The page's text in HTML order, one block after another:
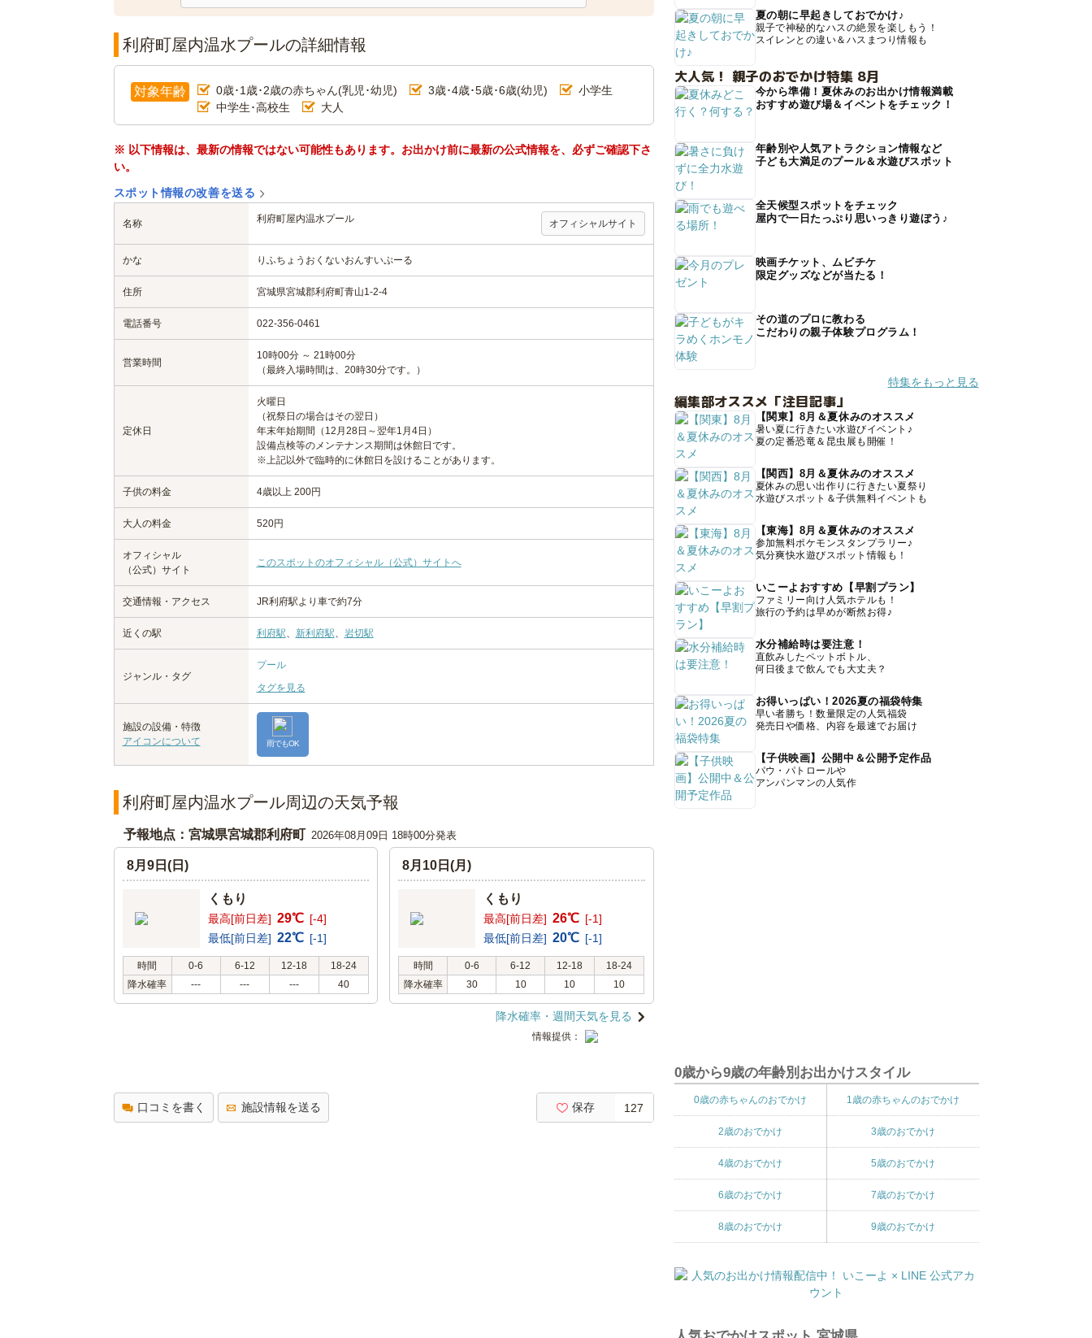
利府町屋内温水プールの詳細情報
対象年齢 0歳･1歳･2歳の赤ちゃん(乳児･幼児) 3歳･4歳･5歳･6歳(幼児)
小学生
中学生･高校生
大人
※ 以下情報は、最新の情報ではない可能性もあります。お出かけ前に最新の公式情報を、必ずご確認下さ
い。
スポット情報の改善を送る
名称 利府町屋内温水プール オフィシャルサイト
かな りふちょうおくないおんすいぷーる
住所 宮城県宮城郡利府町青山1-2-4
電話番号 022-356-0461
営業時間
10時00分 ～ 21時00分
（最終入場時間は、20時30分です。）
定休日
火曜日
（祝祭日の場合はその翌日）
年末年始期間（12月28日～翌年1月4日）
設備点検等のメンテナンス期間は休館日です。
※上記以外で臨時的に休館日を設けることがあります。
子供の料金 4歳以上 200円
大人の料金 520円
オフィシャル
（公式）サイト
このスポットのオフィシャル（公式）サイトへ
交通情報・アクセス JR利府駅より車で約7分
近くの駅 利府駅、 新利府駅、 岩切駅
ジャンル・タグ
プール
タグを見る
施設の設備・特徴
アイコンについて
雨でもOK
利府町屋内温水プール周辺の天気予報
予報地点：宮城県宮城郡利府町 2026年08月09日 18時00分発表
8月9日(日)
くもり
最高[前日差] 29℃ [-4]
最低[前日差] 22℃ [-1]
時間 0-6 6-12 12-18
18-24
降水確率
--- --- --- 40
8月10日(月)
くもり
最高[前日差] 26℃ [-1]
最低[前日差] 20℃ [-1]
時間 0-6 6-12 12-18
18-24
降水確率
30 10 10 10
降水確率・週間天気を見る
情報提供：
口コミを書く 施設情報を送る 保存 127
夏の朝に早起きしておでかけ♪
親子で神秘的なハスの絶景を楽しもう！
スイレンとの違い＆ハスまつり情報も
大人気！ 親子のおでかけ特集 8月
今から準備！夏休みのお出かけ情報満載
おすすめ遊び場＆イベントをチェック！
年齢別や人気アトラクション情報など
子ども大満足のプール＆水遊びスポット
全天候型スポットをチェック
屋内で一日たっぷり思いっきり遊ぼう♪
映画チケット、ムビチケ
限定グッズなどが当たる！
その道のプロに教わる
こだわりの親子体験プログラム！
特集をもっと見る
編集部オススメ「注目記事」
【関東】8月＆夏休みのオススメ
暑い夏に行きたい水遊びイベント♪
夏の定番恐竜＆昆虫展も開催！
【関西】8月＆夏休みのオススメ
夏休みの思い出作りに行きたい夏祭り
水遊びスポット＆子供無料イベントも
【東海】8月＆夏休みのオススメ
参加無料ポケモンスタンプラリー♪
気分爽快水遊びスポット情報も！
いこーよおすすめ【早割プラン】
ファミリー向け人気ホテルも！
旅行の予約は早めが断然お得♪
水分補給時は要注意！
直飲みしたペットボトル、
何日後まで飲んでも大丈夫？
お得いっぱい！2026夏の福袋特集
早い者勝ち！数量限定の人気福袋
発売日や価格、内容を最速でお届け
【子供映画】公開中＆公開予定作品
パウ・パトロールや
アンパンマンの人気作
0歳から9歳の年齢別お出かけスタイル
0歳の赤ちゃんのおでかけ 1歳の赤ちゃんのおでかけ
2歳のおでかけ 3歳のおでかけ
4歳のおでかけ 5歳のおでかけ
6歳のおでかけ 7歳のおでかけ
8歳のおでかけ 9歳のおでかけ